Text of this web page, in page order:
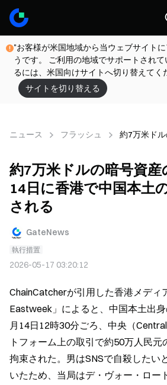
"お客様が米国地域から当ウェブサイト
うです。 ご利用の地域でサポートされ
るには、米国向けサイトへ切り替えてく
サイトを切り替える
ニュース フラッシュ 約7万米ド
約7万米ドルの暗号資産
14日に香港で中国本土
される
GateNews
執行措置
2026-05-17 03:20:12
ChainCatcherが引用した香港メディ
Eastweek」によると、中国本土出
月14日12時30分ごろ、中央（
トフォーム上の取引で約50万人民元
拘束された。男はSNSで自殺したい
いたため、当局はデ・ヴォー・ロー